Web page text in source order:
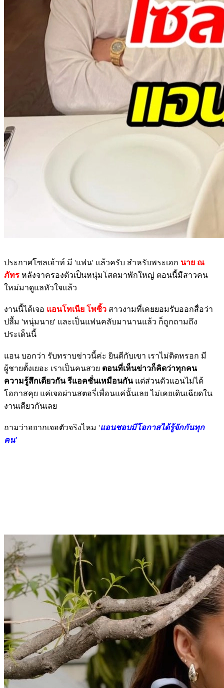
ประกาศโซลเอ้าท์ มี 'แฟน' แล้วครับ สำหรับพระเอก นาย ณ
ภัทร หลังจาครองตัวเป็นหนุ่มโสดมาพักใหญ่ ตอนนี้มีสาวคน
ใหม่มาดูแลหัวใจแล้ว
งานนี้ได้เจอ แอนโทเนีย โพซิ้ว สาวงามที่เคยยอมรับออกสื่อว่า
ปลื้ม 'หนุ่มนาย' และเป็นแฟนคลับมานานแล้ว ก็ถูกถามถึง
ประเด็นนี้
แอน บอกว่า รับทราบข่าวนี้ค่ะ ยินดีกับเขา เราไม่ติดหรอก มี
ผู้ชายตั้งเยอะ เราเป็นคนสวย ตอนที่เห็นข่าวก็คิดว่าทุกคน
ความรู้สึกเดียวกัน รีแอคชั่นเหมือนกันแต่ส่วนตัวแอนไม่ได้
โอกาสคุย แค่เจอผ่านสตอรี่เพื่อนแค่นั้นเลย ไม่เคยเดินเฉียดใน
งานเดียวกันเลย
ถามว่าอยากเจอตัวจริงไหม 'แอนชอบมีโอกาสได้รู้จักกันทุก
คน'